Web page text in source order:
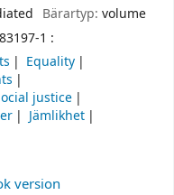
Bärartyp: volume
1 :
Equality
justice
Jämlikhet
version